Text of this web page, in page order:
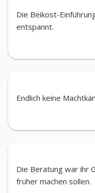
Die Beikost-
entspannt.
Endlich keine
Die Beratung war ihr
früher machen sollen.